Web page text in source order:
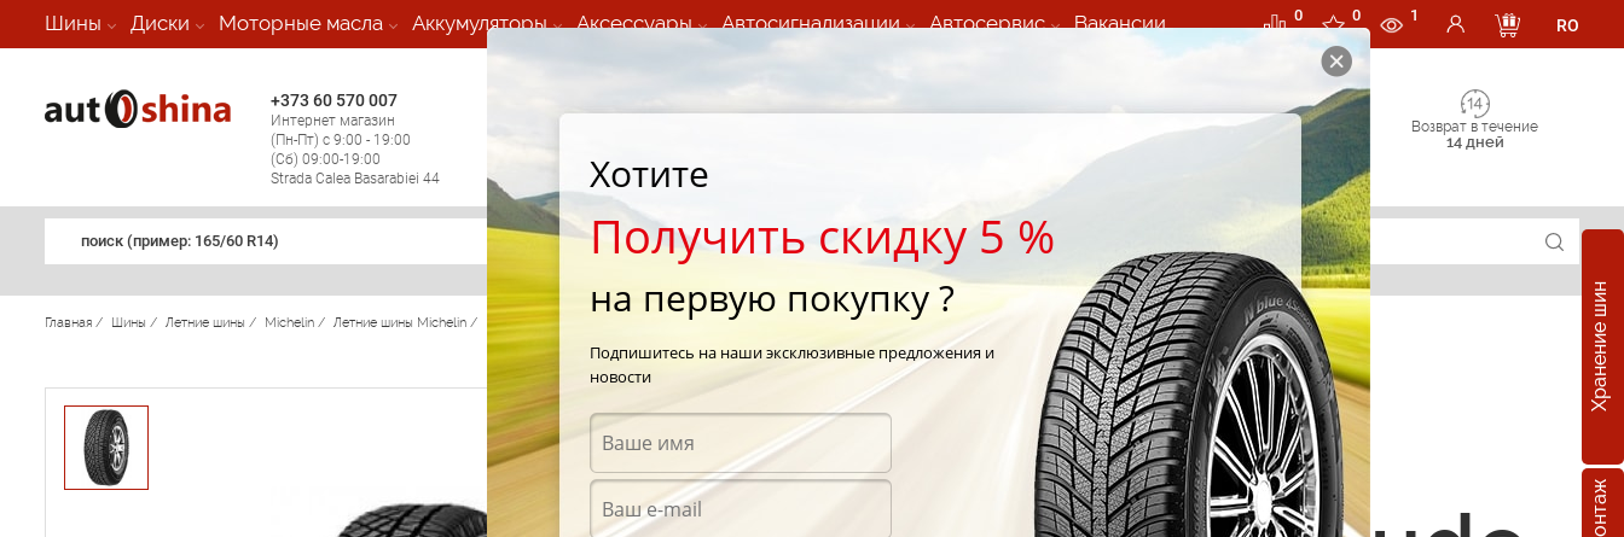
Шины Диски Моторные масла Аккумуляторы Аксессуары Автосигнализации Автосервис Вакансии 0 0 1
RO
+373 60 570 007
Интернет магазин
(Пн-Пт) с 9:00 - 19:00
(Сб) 09:00-19:00
Strada Calea Basarabiei 44
Мобильный шиномонтаж 24/7
Возврат в течение
14 дней
поиск (примеp: 165/60 R14)
Хранение шин
Главная / Шины / Летние шины / Michelin / Летние шины Michelin / Latitude Cross Michelin Latitude Cross 225/65 R18 107H
Летние шины
Хотите
Получить скидку 5 %
на первую покупку ?
Подпишитесь на наши эксклюзивные предложения и
новости